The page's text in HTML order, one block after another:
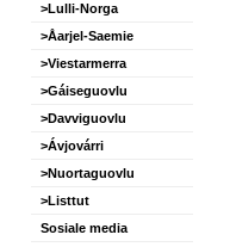
>Lulli-Norga
>Åarjel-Saemie
>Viestarmerra
>Gáiseguovlu
>Davviguovlu
>Ávjovárri
>Nuortaguovlu
>Listtut
Sosiale media